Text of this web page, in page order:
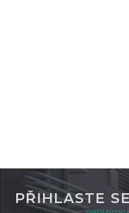
PŘIHLASTE